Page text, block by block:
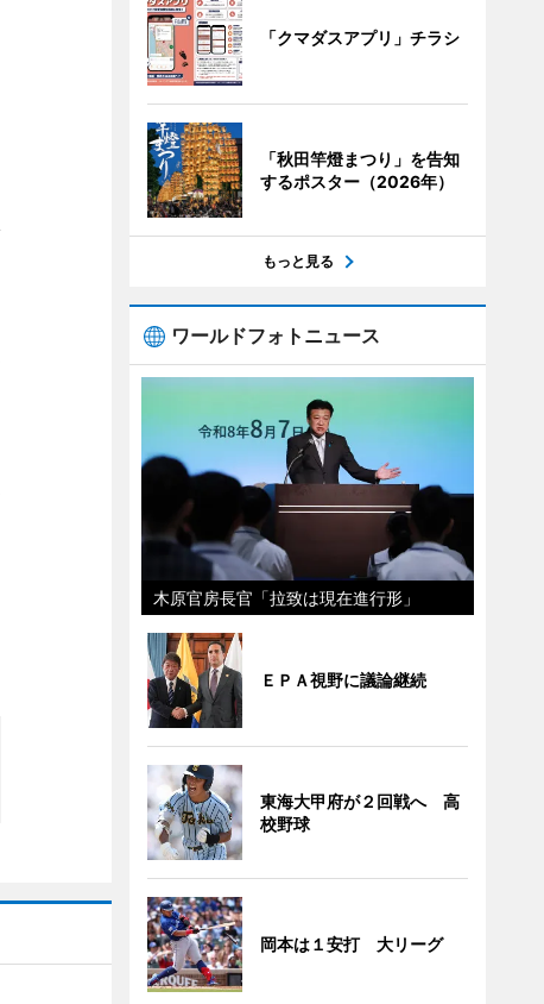
「クマダスアプリ」チラシ
「秋田竿燈まつり」を告知
するポスター（2026年）
もっと見る
ワールドフォトニュース
木原官房長官「拉致は現在進行形」
ＥＰＡ視野に議論継続
東海大甲府が２回戦へ 高
校野球
岡本は１安打 大リーグ